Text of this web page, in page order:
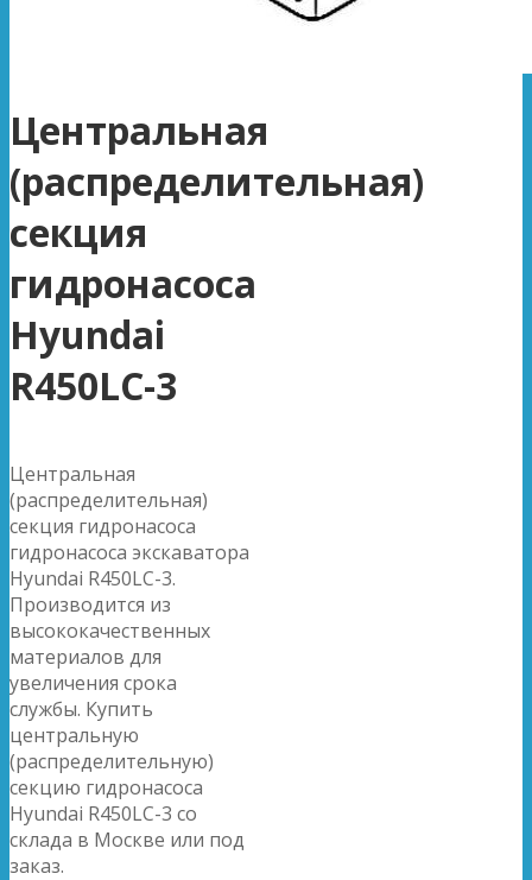
Центральная
(распределительная)
секция
гидронасоса
Hyundai
R450LC-3
Центральная
(распределительная)
секция гидронасоса
гидронасоса экскаватора
Hyundai R450LC-3.
Производится из
высококачественных
материалов для
увеличения срока
службы. Купить
центральную
(распределительную)
секцию гидронасоса
Hyundai R450LC-3 со
склада в Москве или под
заказ.